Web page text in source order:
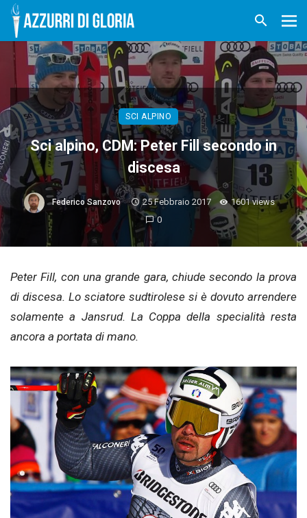
SCI ALPINO
Sci alpino, CDM: Peter Fill secondo in
discesa
Federico Sanzovo 25 Febbraio 2017
1601 views
0
Peter Fill, con una grande gara, chiude secondo la prova
di discesa. Lo sciatore sudtirolese si è dovuto arrendere
solamente a Jansrud. La Coppa della specialità resta
ancora a portata di mano.